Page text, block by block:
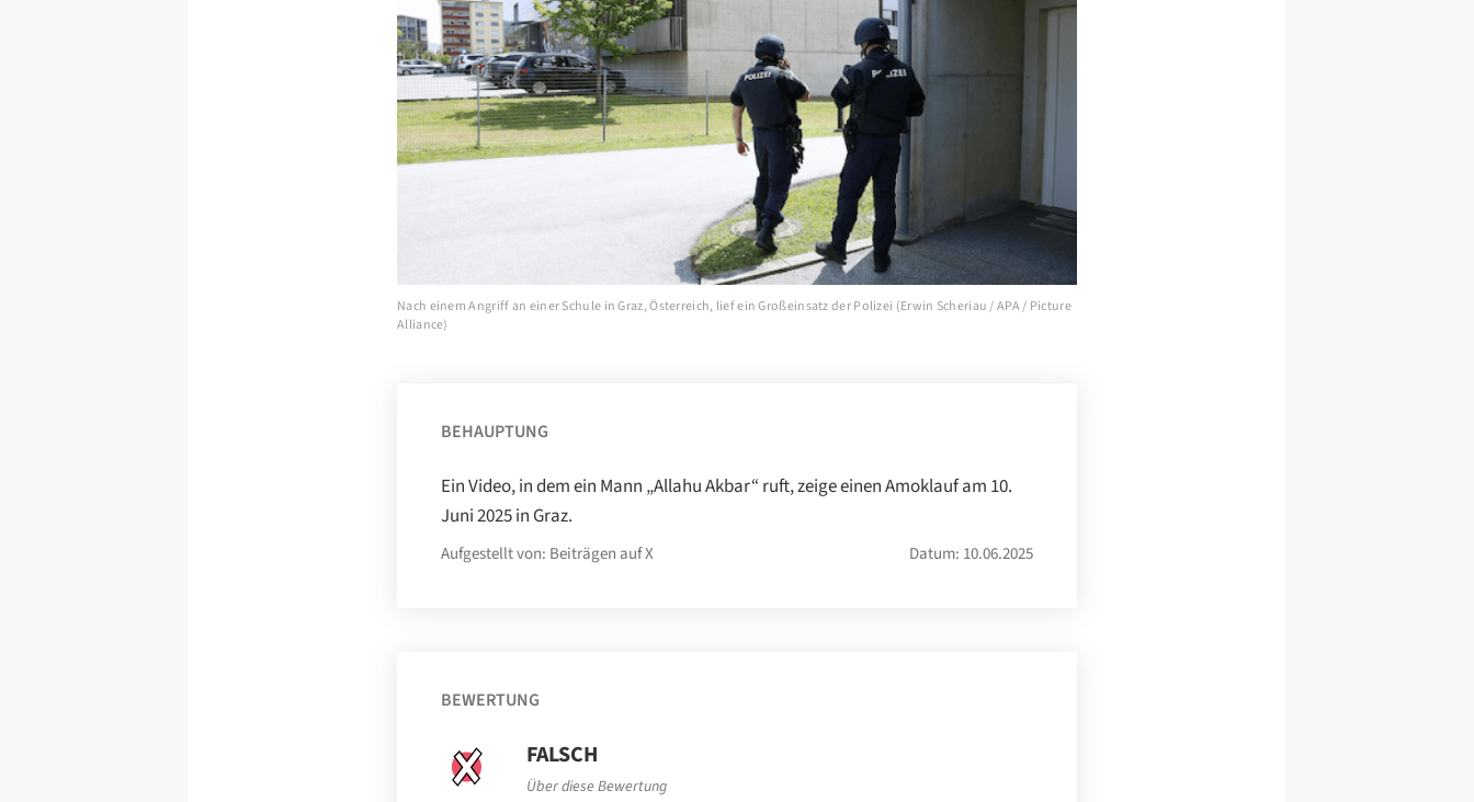
Nach einem Angriff an einer Schule in Graz, Österreich, lief ein Großeinsatz der Polizei (Erwin Scheriau / APA / Picture
Alliance)
BEHAUPTUNG
Ein Video, in dem ein Mann „Allahu Akbar“ ruft, zeige einen Amoklauf am 10.
Juni 2025 in Graz.
Aufgestellt von: Beiträgen auf X Datum: 10.06.2025
BEWERTUNG
FALSCH
Über diese Bewertung